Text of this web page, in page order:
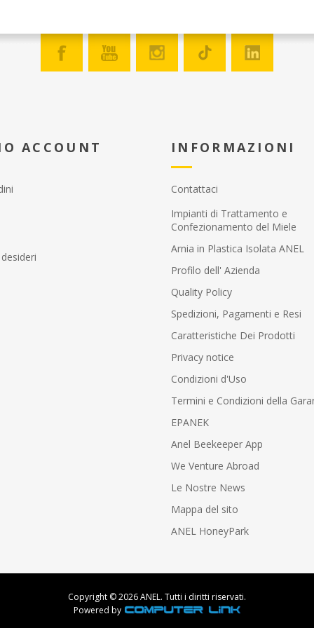
ACCOUNT INFORMAZIONI
Contattaci
Impianti di Trattamento e
Confezionamento del Miele
Arnia in Plastica Isolata ANEL
Profilo dell' Azienda
Quality Policy
Spedizioni, Pagamenti e Resi
Caratteristiche Dei Prodotti
Privacy notice
Condizioni d'Uso
Termini e Condizioni della
EPANEK
Anel Beekeeper App
We Venture Abroad
Le Nostre News
Mappa del sito
ANEL HoneyPark
Copyright © 2026 ANEL. Tutti i diritti riservati.
Powered by